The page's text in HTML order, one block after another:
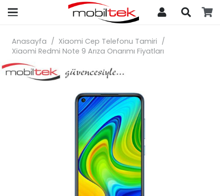
Anasayfa / Xiaomi Cep Telefonu Tamiri /
Xiaomi Redmi Note 9 Arıza Onarımı Fiyatları